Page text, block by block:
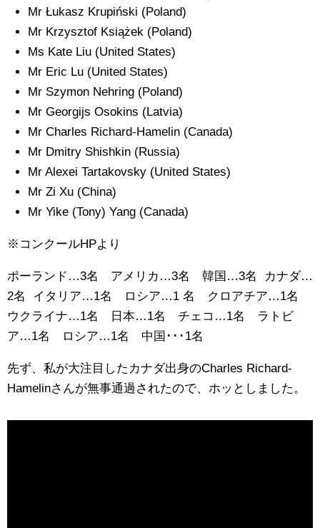
Mr Łukasz Krupiński (Poland)
Mr Krzysztof Książek (Poland)
Ms Kate Liu (United States)
Mr Eric Lu (United States)
Mr Szymon Nehring (Poland)
Mr Georgijs Osokins (Latvia)
Mr Charles Richard-Hamelin (Canada)
Mr Dmitry Shishkin (Russia)
Mr Alexei Tartakovsky (United States)
Mr Zi Xu (China)
Mr Yike (Tony) Yang (Canada)
※コンクールHPより
ポーランド…3名 アメリカ…3名 韓国…3名 カナダ…
2名 イタリア…1名 ロシア…1 名 クロアチア…1名
ウクライナ…1名 日本…1名 チェコ…1名 ラトビ
ア…1名 ロシア…1名 中国･･･1名
先ず、私が大注目したカナダ出身のCharles Richard-
Hamelinさんが無事通過されたので、ホッとしました。